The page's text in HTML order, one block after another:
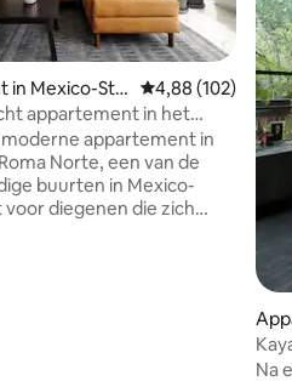
4,99 op 5, 125 recensies
in Mexico-Sta
Gemiddelde
4,88 (102)
appartement in het
Norte
appartement in
Norte, een van de
buurten in Mexico-
diegenen die zich
d
Na